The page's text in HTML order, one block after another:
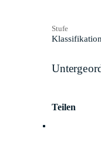
Stufe
Klassifikation
Teilen